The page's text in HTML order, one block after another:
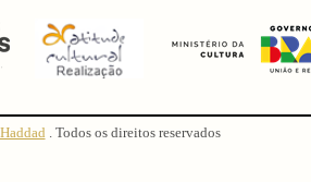
. Todos os direitos reservados